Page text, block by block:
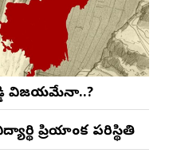
విజయమేనా..?
ప్రియాంక పరిస్థితి